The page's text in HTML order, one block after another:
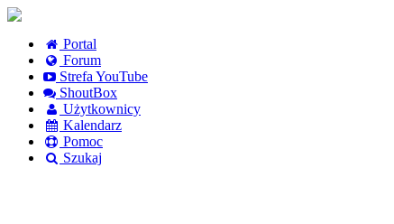
Portal
Forum
Strefa YouTube
ShoutBox
Użytkownicy
Kalendarz
Pomoc
Szukaj